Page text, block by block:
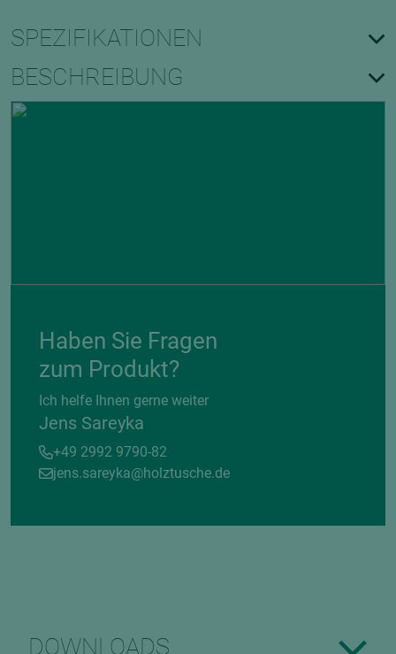
SPEZIFIKATIONEN
BESCHREIBUNG
Haben Sie Fragen
zum Produkt?
Ich helfe Ihnen gerne weiter
Jens Sareyka
+49 2992 9790-82
jens.sareyka@holztusche.de
DOWNLOADS